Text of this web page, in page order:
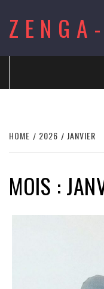
content
HOME 2026 JANVIER
MOIS :